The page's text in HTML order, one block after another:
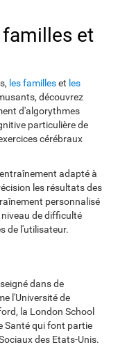
et
les familleset les
découvrez
d'algorythmes
particulière de
cérébraux
adapté à
les résultats des
personnalisé
de difficulté
de l'utilisateur.
dans de
l'Université de
la London School
Santé qui font partie
des Etats-Unis.